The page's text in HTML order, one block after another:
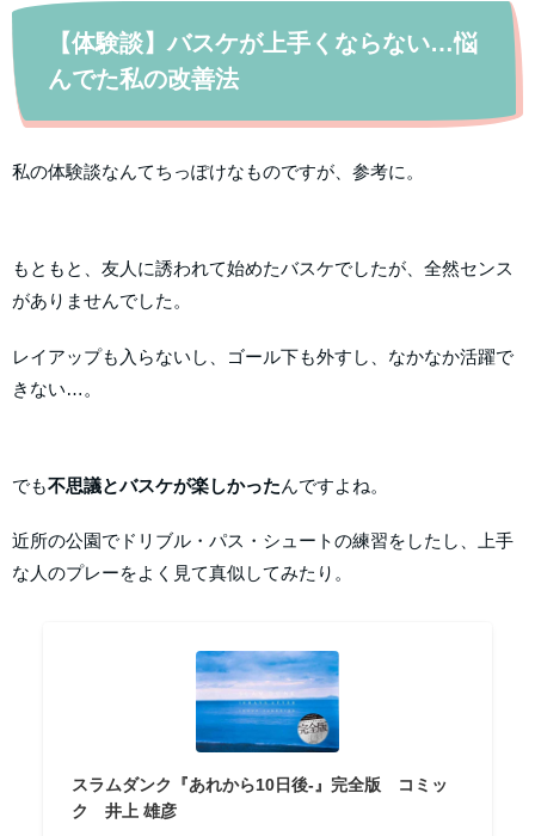
【体験談】バスケが上手くならない…悩
んでた私の改善法
私の体験談なんてちっぽけなものですが、参考に。
もともと、友人に誘われて始めたバスケでしたが、全然センス
がありませんでした。
レイアップも入らないし、ゴール下も外すし、なかなか活躍で
きない…。
でも不思議とバスケが楽しかったんですよね。
近所の公園でドリブル・パス・シュートの練習をしたし、上手
な人のプレーをよく見て真似してみたり。
スラムダンク『あれから10日後-』完全版 コミッ
ク 井上 雄彦